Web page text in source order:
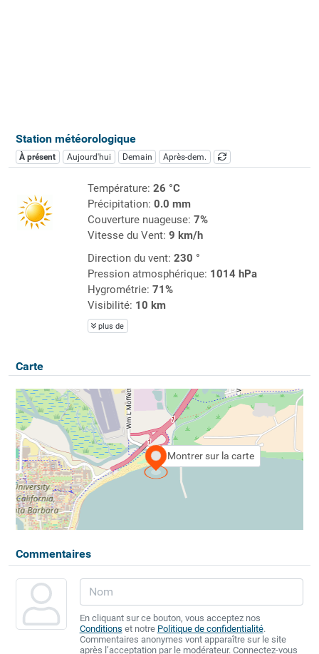
Station météorologique
À présent Aujourd'hui Demain Après-dem.
Température: 26 °C
Précipitation: 0.0 mm
Couverture nuageuse: 7%
Vitesse du Vent: 9 km/h
Direction du vent: 230 °
Pression atmosphérique: 1014 hPa
Hygrométrie: 71%
Visibilité: 10 km
plus de
Carte
Montrer sur la carte
Commentaires
En cliquant sur ce bouton, vous acceptez nos
Conditions et notre Politique de confidentialité.
Commentaires anonymes vont apparaître sur le site
après l’acceptation par le modérateur. Connectez-vous